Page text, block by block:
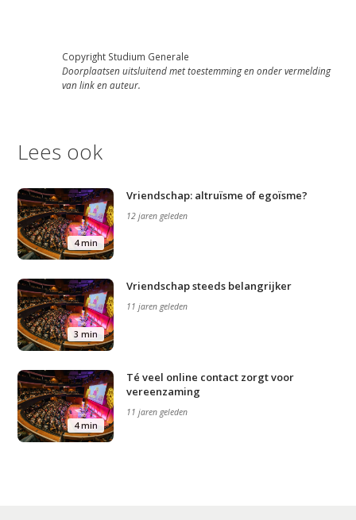
Copyright Studium Generale
Doorplaatsen uitsluitend met toestemming en onder vermelding
van link en auteur.
Lees ook
4 min
Vriendschap: altruïsme of egoïsme?
12 jaren geleden
3 min
Vriendschap steeds belangrijker
11 jaren geleden
4 min
Té veel online contact zorgt voor
vereenzaming
11 jaren geleden